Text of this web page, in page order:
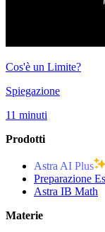
Cos'è un Limite?
Spiegazione
11 minuti
Prodotti
Astra AI Plus
Preparazione
Astra IB Math
Materie